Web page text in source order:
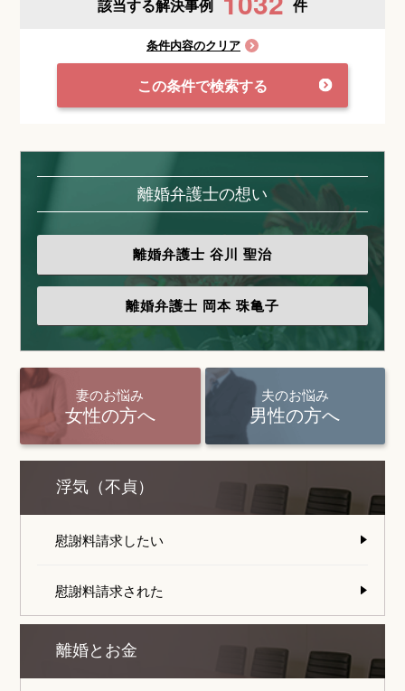
該当する解決事例 件
条件内容のクリア
この条件で検索する
離婚弁護士の想い
離婚弁護士 谷川 聖治
離婚弁護士 岡本 珠亀子
妻のお悩み
女性の方へ
夫のお悩み
男性の方へ
浮気（不貞）
慰謝料請求したい
慰謝料請求された
離婚とお金